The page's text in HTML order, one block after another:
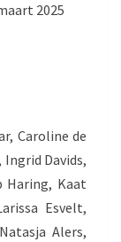
2025
Caroline de
Davids,
Haring, Kaat
Esvelt,
Alers,